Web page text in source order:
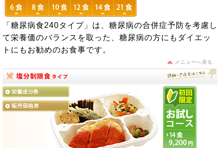
「糖尿病食240タイプ」は、糖尿病の合併症予防を考慮し
て栄養価のバランスを取った、糖尿病の方にもダイエッ
トにもお勧めのお食事です。
メニューへ戻る